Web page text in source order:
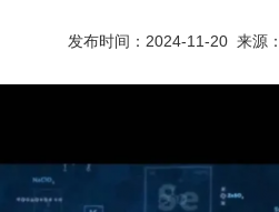
发布时间：2024-11-20 来源：